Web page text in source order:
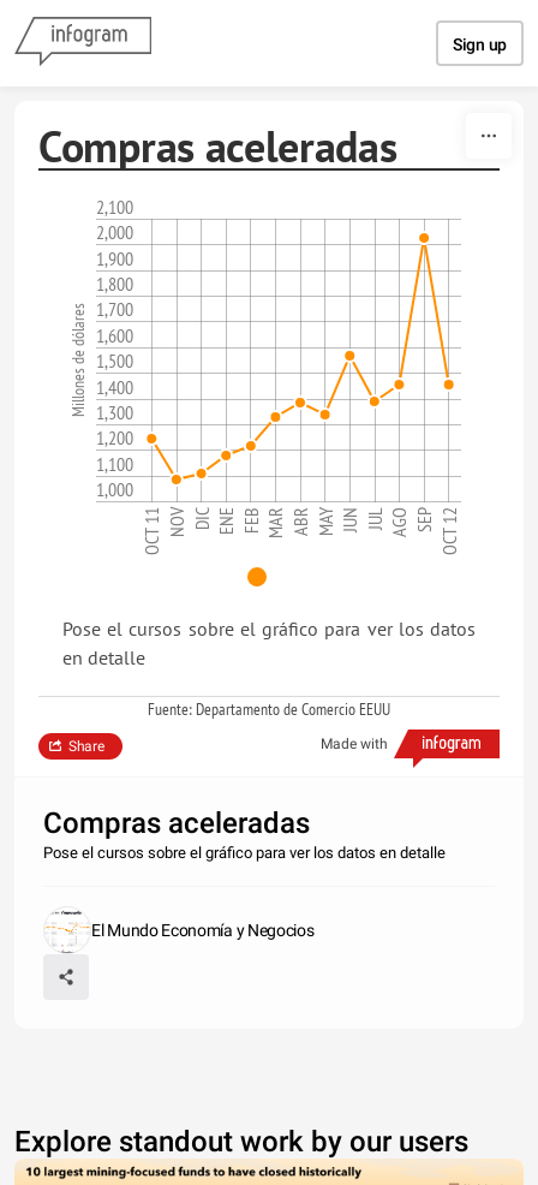
Sign up
Compras aceleradas
1,000
1,100
1,200
1,300
1,400
1,500
1,600
1,700
1,800
1,900
2,000
2,100
OCT 11 NOV DIC ENE FEB MAR ABR MAY JUN JUL AGO SEP OCT 12
Millones de dólares
Pose el cursos sobre el gráfico para ver los datos
en detalle
Fuente: Departamento de Comercio EEUU
Made with
Share
Compras aceleradas
Pose el cursos sobre el gráfico para ver los datos en detalle
El Mundo Economía y Negocios
Explore standout work by our users